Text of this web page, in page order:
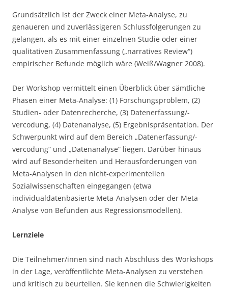
Grundsätzlich ist der Zweck einer Meta-Analyse, zu
genaueren und zuverlässigeren Schlussfolgerungen zu
gelangen, als es mit einer einzelnen Studie oder einer
qualitativen Zusammenfassung („narratives Review“)
empirischer Befunde möglich wäre (Weiß/Wagner 2008).
Der Workshop vermittelt einen Überblick über sämtliche
Phasen einer Meta-Analyse: (1) Forschungsproblem, (2)
Studien- oder Datenrecherche, (3) Datenerfassung/-
vercodung, (4) Datenanalyse, (5) Ergebnispräsentation. Der
Schwerpunkt wird auf dem Bereich „Datenerfassung/-
vercodung“ und „Datenanalyse“ liegen. Darüber hinaus
wird auf Besonderheiten und Herausforderungen von
Meta-Analysen in den nicht-experimentellen
Sozialwissenschaften eingegangen (etwa
individualdatenbasierte Meta-Analysen oder der Meta-
Analyse von Befunden aus Regressionsmodellen).
Lernziele
Die Teilnehmer/innen sind nach Abschluss des Workshops
in der Lage, veröffentlichte Meta-Analysen zu verstehen
und kritisch zu beurteilen. Sie kennen die Schwierigkeiten